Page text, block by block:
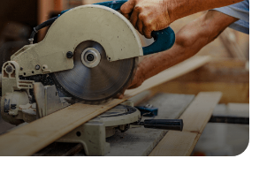
en matière de comptabilité […]